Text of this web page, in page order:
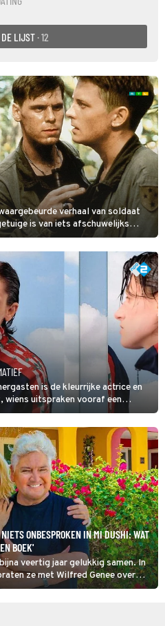
LIJST · 12
verhaal van soldaat
is van iets afschuwelijks
uit de school te klappen.
is de kleurrijke actrice en
wiens uitspraken vooraf een
televisieavond is zoals mijn
vol angsten'.
ONBESPROKEN IN MI DUSHI: WAT
BOEK'
veertig jaar gelukkig samen. In
ze met Wilfred Genee over